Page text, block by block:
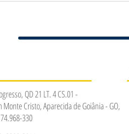
QD 21 LT. 4 CS.01 -
Monte Cristo, Aparecida de Goiânia - GO,
330